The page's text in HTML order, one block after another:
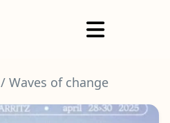
/ Waves of change